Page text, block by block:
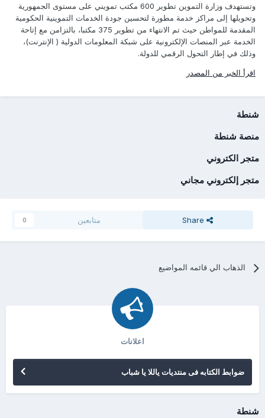
وتستهدف وزارة التموين تطوير 600 مكتب تمويني على مستوى الجمهورية
وتحويلها إلى مراكز خدمة مطورة لتحسين جودة الخدمات التموينية الحكومية
المقدمة للمواطن حيث تم الانتهاء من تطوير 375 مكتبا، بالتزامن مع إتاحة
الخدمة عبر المنصات الإلكترونية على شبكة المعلومات الدولية ( الإنترنت)،
وذلك في إطار التحول الرقمي للدولة.
اقرأ الخبر من المصدر
شنطة
منصة شنطة
متجر الكتروني
متجر إلكتروني مجاني
Share متابعين 0
الذهاب الي قائمه المواضيع
اعلانات
ضوابط الكتابه فى منتديات ياللا يا شباب
شنطة